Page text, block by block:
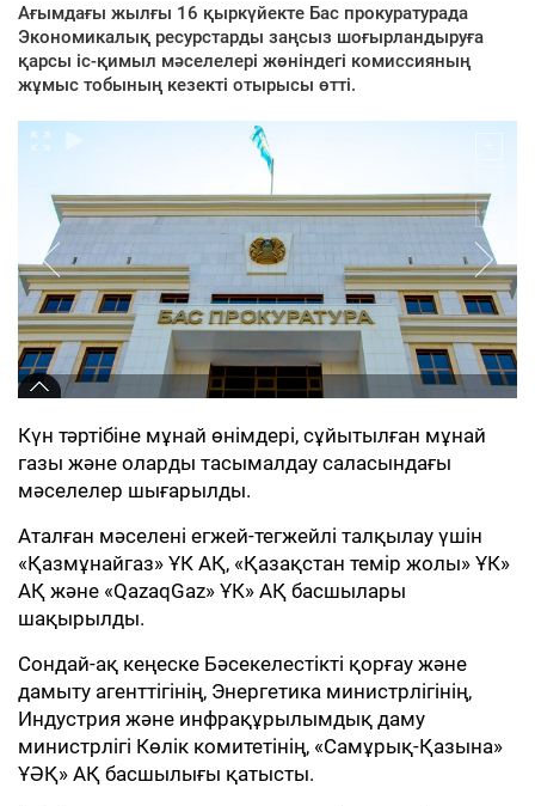
Ағымдағы жылғы 16 қыркүйекте Бас прокуратурада
Экономикалық ресурстарды заңсыз шоғырландыруға
қарсы іс-қимыл мәселелері жөніндегі комиссияның
жұмыс тобының кезекті отырысы өтті.
Күн тәртібіне мұнай өнімдері, сұйытылған мұнай
газы және оларды тасымалдау саласындағы
мәселелер шығарылды.
Аталған мәселені егжей-тегжейлі талқылау үшін
«Қазмұнайгаз» ҰК АҚ, «Қазақстан темір жолы» ҰК»
АҚ және «QazaqGaz» ҰК» АҚ басшылары
шақырылды.
Сондай-ақ кеңеске Бәсекелестікті қорғау және
дамыту агенттігінің, Энергетика министрлігінің,
Индустрия және инфрақұрылымдық даму
министрлігі Көлік комитетінің, «Самұрық-Қазына»
ҰӘҚ» АҚ басшылығы қатысты.